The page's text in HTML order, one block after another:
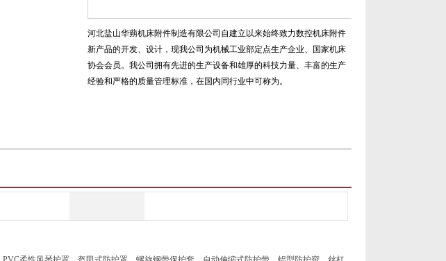
河北盐山华蒴机床附件制造有限公司自建立以来始终致力数控机床附件
新产品的开发、设计，现我公司为机械工业部定点生产企业、国家机床
协会会员。我公司拥有先进的生产设备和雄厚的科技力量、丰富的生产
经验和严格的质量管理标准，在国内同行业中可称为。